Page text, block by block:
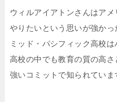
ウィルアイアトンさんはアメ
やりたいという思いが強かっ
ミッド・パシフィック高校は
高校の中でも教育の質の高さ
強いコミットで知られていま